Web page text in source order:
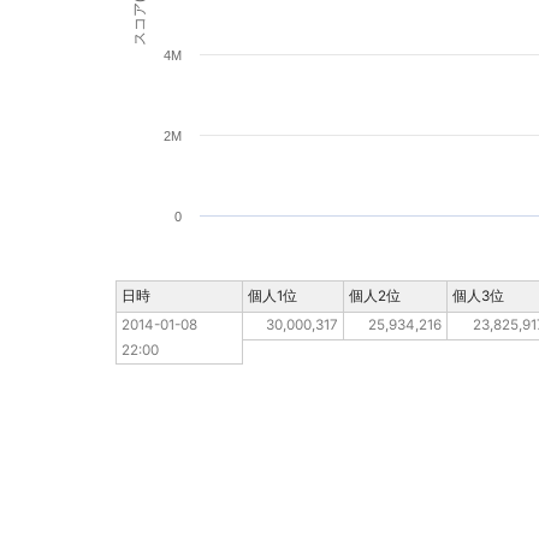
スコア(pt)
0
2M
4M
2014-01-08 22:00 30,000,317 25,934,216
日時 個人1位 個人2位
個人3位
2014-01-08
22:00
日時